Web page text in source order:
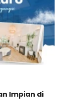
Impian di